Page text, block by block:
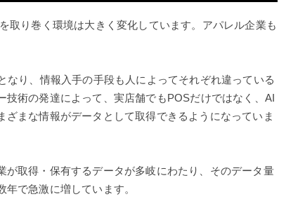
取り巻く環境は大きく変化しています。アパレル企業も
り、情報入手の手段も人によってそれぞれ違っている
術の発達によって、実店舗でもPOSだけではなく、AI
まな情報がデータとして取得できるようになっていま
取得・保有するデータが多岐にわたり、そのデータ量
で急激に増しています。